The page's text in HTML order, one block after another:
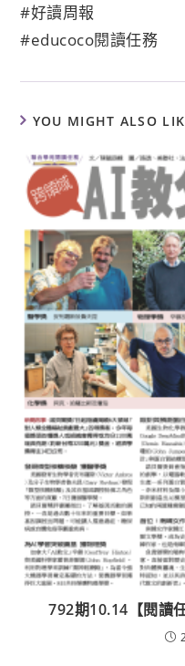
#好讀周報
#educoco閱讀任務
YOU MIGHT ALSO
792期10.14【閱讀